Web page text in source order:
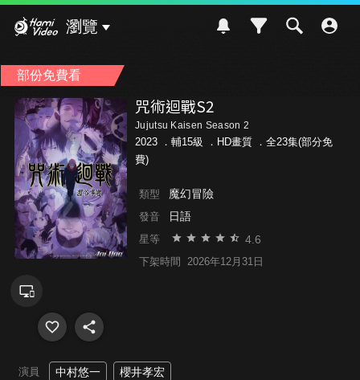
瀏覽
部份免費看
咒術迴戰S2
Jujutsu Kaisen Season 2
2023 ． 輔15級
．HD畫質 ．全23集(部分免
費)
類型 魔幻冒險
發音 日語
星等 4.6
下架時間 2026年12月31日
演員 中村悠一 櫻井孝宏